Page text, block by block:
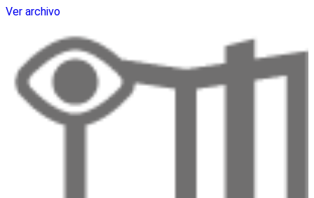
Ver archivo